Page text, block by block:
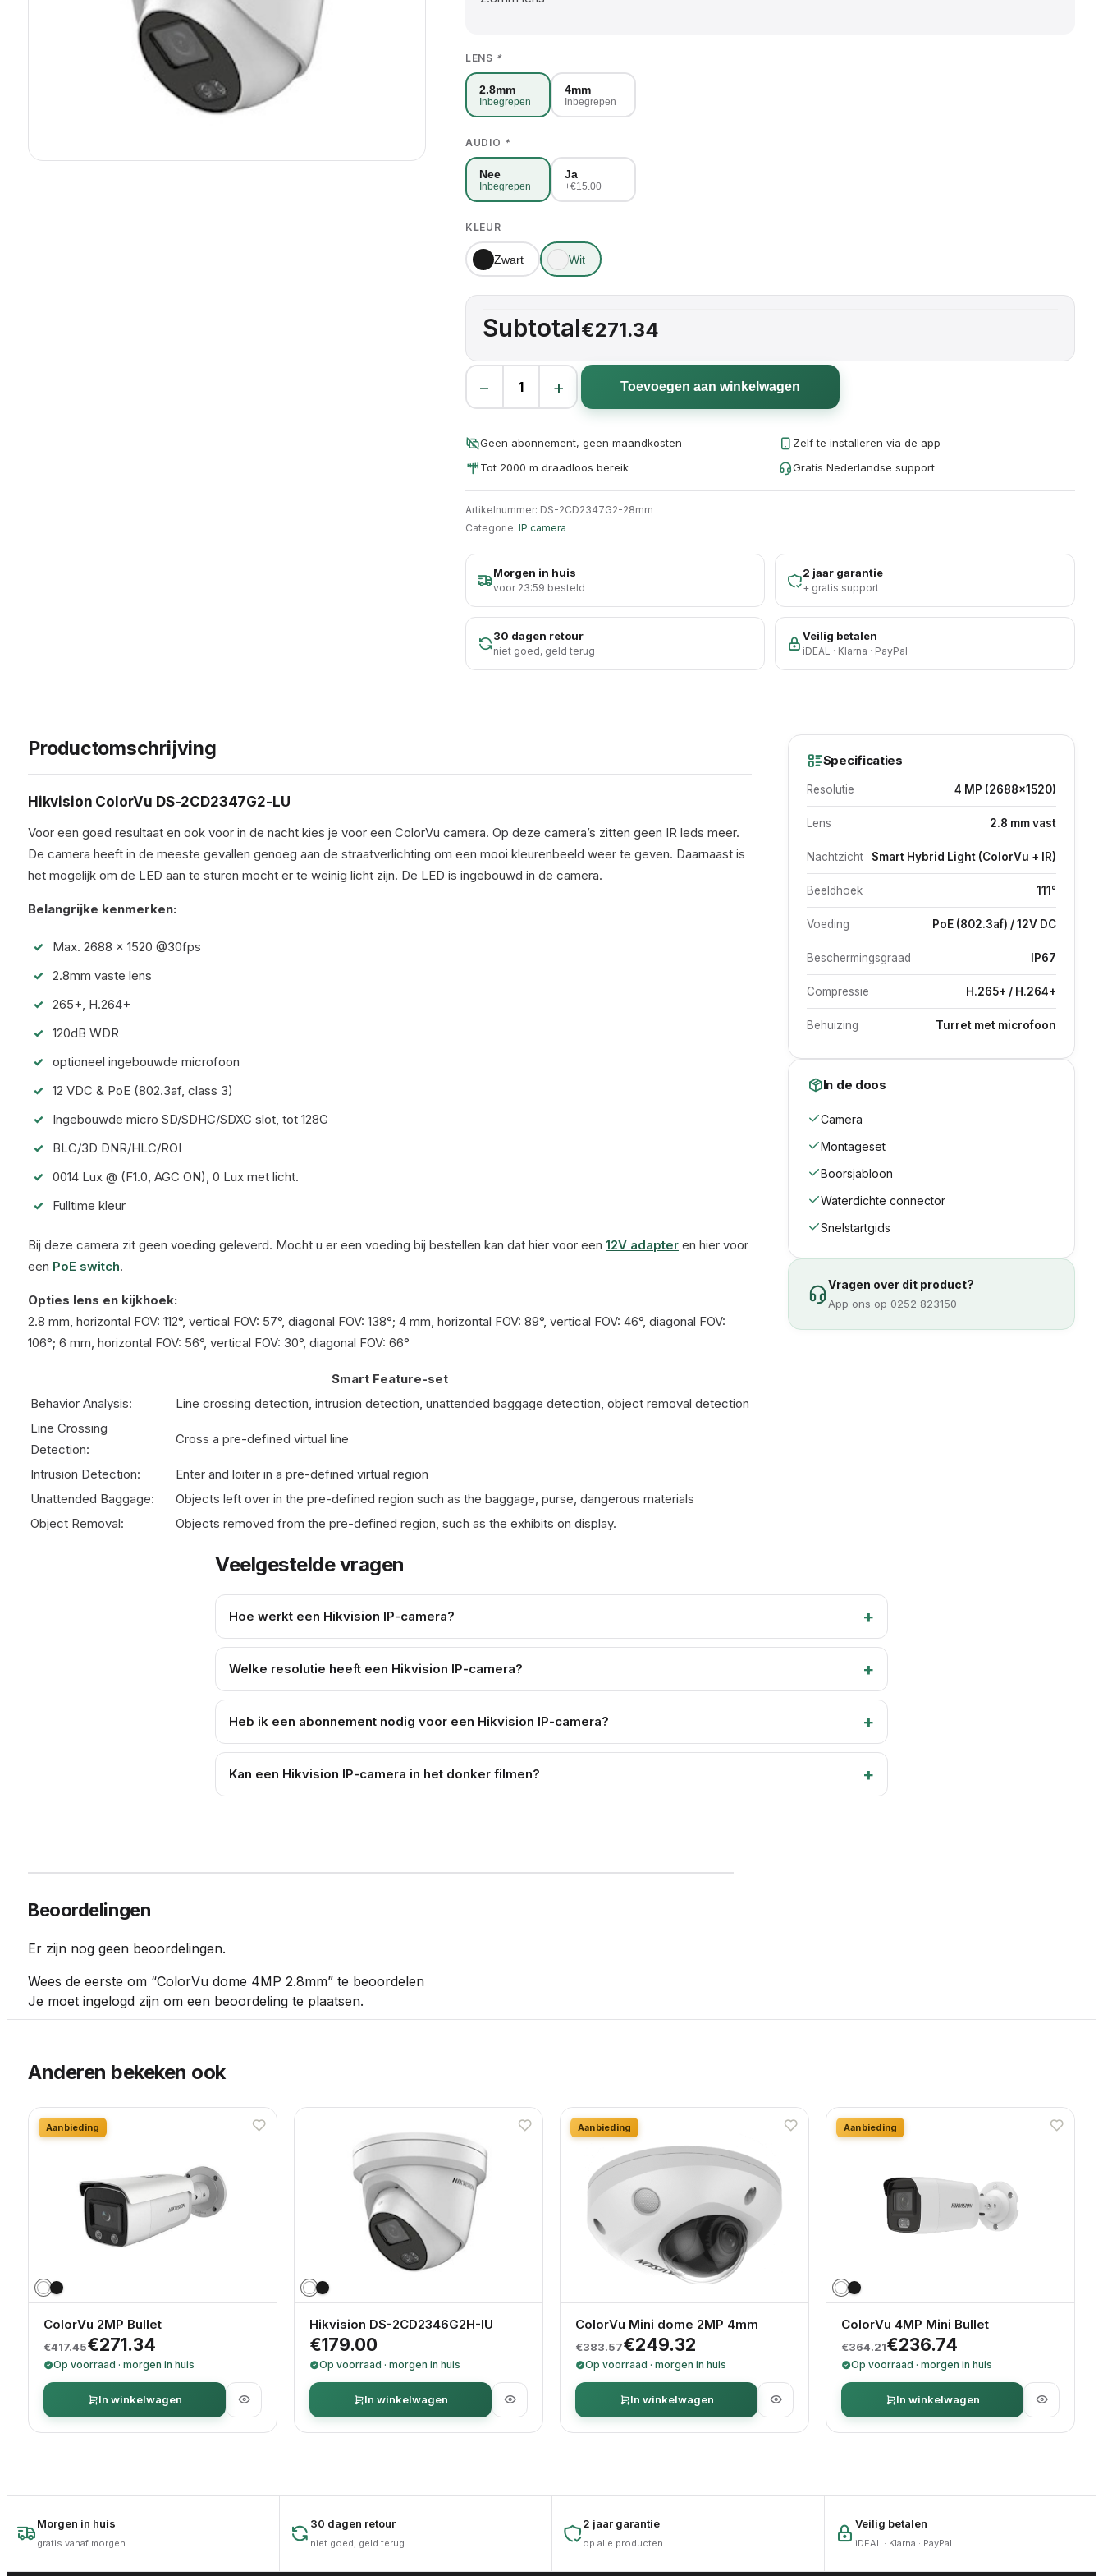
LENS *
2.8mm
Inbegrepen
4mm
Inbegrepen
AUDIO *
Nee
Inbegrepen
Ja
+€15.00
KLEUR
Zwart Wit
Subtotal€271.34
−
ColorVu dome 4MP 2.8mm aantal
+ Toevoegen aan winkelwagen
Geen abonnement, geen maandkosten
Zelf te installeren via de app
Tot 2000 m draadloos bereik
Gratis Nederlandse support
Artikelnummer: DS-2CD2347G2-28mm
Categorie: IP camera
Morgen in huis
voor 23:59 besteld
2 jaar garantie
+ gratis support
30 dagen retour
niet goed, geld terug
Veilig betalen
iDEAL · Klarna · PayPal
Productomschrijving
Hikvision ColorVu DS-2CD2347G2-LU
Voor een goed resultaat en ook voor in de nacht kies je voor een ColorVu camera. Op deze camera’s zitten geen IR leds meer.
De camera heeft in de meeste gevallen genoeg aan de straatverlichting om een mooi kleurenbeeld weer te geven. Daarnaast is
het mogelijk om de LED aan te sturen mocht er te weinig licht zijn. De LED is ingebouwd in de camera.
Belangrijke kenmerken:
Max. 2688 × 1520 @30fps
2.8mm vaste lens
265+, H.264+
120dB WDR
optioneel ingebouwde microfoon
12 VDC & PoE (802.3af, class 3)
Ingebouwde micro SD/SDHC/SDXC slot, tot 128G
BLC/3D DNR/HLC/ROI
0014 Lux @ (F1.0, AGC ON), 0 Lux met licht.
Fulltime kleur
Bij deze camera zit geen voeding geleverd. Mocht u er een voeding bij bestellen kan dat hier voor een 12V adapter en hier voor
een PoE switch.
Opties lens en kijkhoek:
2.8 mm, horizontal FOV: 112°, vertical FOV: 57°, diagonal FOV: 138°; 4 mm, horizontal FOV: 89°, vertical FOV: 46°, diagonal FOV:
106°; 6 mm, horizontal FOV: 56°, vertical FOV: 30°, diagonal FOV: 66°
Smart Feature-set
Behavior Analysis:
Line crossing detection, intrusion detection, unattended baggage detection, object removal detection
Line Crossing
Detection:
Cross a pre-defined virtual line
Intrusion Detection:
Enter and loiter in a pre-defined virtual region
Unattended Baggage:
Objects left over in the pre-defined region such as the baggage, purse, dangerous materials
Object Removal:
Objects removed from the pre-defined region, such as the exhibits on display.
Specificaties
Resolutie 4 MP (2688×1520)
Lens 2.8 mm vast
Nachtzicht Smart Hybrid Light (ColorVu + IR)
Beeldhoek 111°
Voeding PoE (802.3af) / 12V DC
Beschermingsgraad IP67
Compressie H.265+ / H.264+
Behuizing Turret met microfoon
In de doos
Camera
Montageset
Boorsjabloon
Waterdichte connector
Snelstartgids
Vragen over dit product?
App ons op 0252 823150
Veelgestelde vragen
Hoe werkt een Hikvision IP-camera?
Welke resolutie heeft een Hikvision IP-camera?
Heb ik een abonnement nodig voor een Hikvision IP-camera?
Kan een Hikvision IP-camera in het donker filmen?
Beoordelingen
Er zijn nog geen beoordelingen.
Wees de eerste om “ColorVu dome 4MP 2.8mm” te beoordelen
Je moet ingelogd zijn om een beoordeling te plaatsen.
Anderen bekeken ook
Aanbieding
ColorVu 2MP Bullet
€417.45
Oorspronkelijke prijs was: €417.45.
€271.34
Huidige prijs is: €271.34.
Op voorraad · morgen in huis
In winkelwagen
Hikvision DS-2CD2346G2H-IU
€179.00
Op voorraad · morgen in huis
In winkelwagen
Aanbieding
ColorVu Mini dome 2MP 4mm
€383.57
Oorspronkelijke prijs was: €383.57.
€249.32
Huidige prijs is: €249.32.
Op voorraad · morgen in huis
In winkelwagen
Aanbieding
ColorVu 4MP Mini Bullet
€364.21
Oorspronkelijke prijs was:
€236.74
Huidige prijs is: €236.74.
Op voorraad · morgen in huis
In winkelwagen
Morgen in huis
gratis vanaf morgen
30 dagen retour
niet goed, geld terug
2 jaar garantie
op alle producten
Veilig betalen
iDEAL · Klarna · PayPal